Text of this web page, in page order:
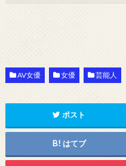
AV女優 女優 芸能人
ポスト
はてブ